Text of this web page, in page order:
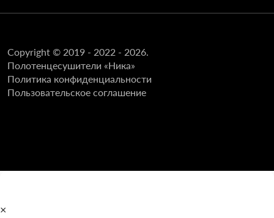
Copyright © 2019 - 2022 - 2026.
Полотенцесушители «Ника»
Политика конфиденциальности
Пользовательское соглашение
×